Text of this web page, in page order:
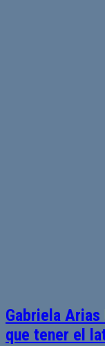
Gabriela
que tener el